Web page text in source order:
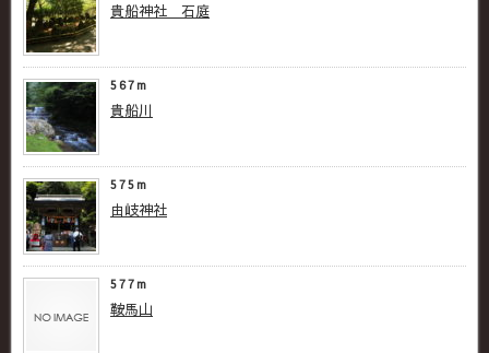
貴船神社 石庭
567m
貴船川
575m
由岐神社
577m
鞍馬山